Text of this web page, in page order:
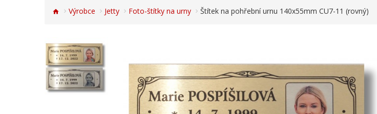
Výrobce Jetty Foto-štítky na urny Štítek na pohřební urnu 140x55mm CU7-11 (rovný)